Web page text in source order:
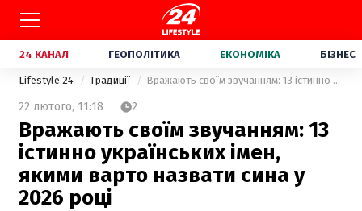
24 КАНАЛ ГЕОПОЛІТИКА ЕКОНОМІКА БІЗНЕС
Lifestyle 24 Традиції Вражають своїм звучанням: 13 істинно українських імен, якими варто назвати сина у 2026 році
22 лютого, 11:18 2
Вражають своїм звучанням: 13
істинно українських імен,
якими варто назвати сина у
2026 році